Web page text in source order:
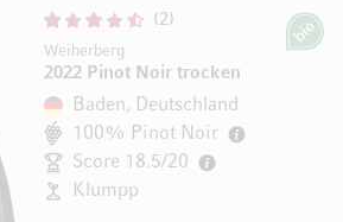
2
Weiherberg
2022 Pinot Noir trocken
Bio
Baden, Deutschland
100% Pinot Noir
Score 18.5/20
Klumpp